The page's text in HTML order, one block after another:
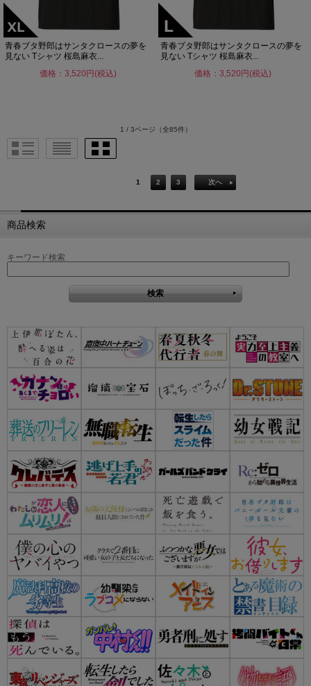
青春ブタ野郎はサンタクロースの夢を
見ない Tシャツ 桜島麻衣...
価格：3,520円(税込)
青春ブタ野郎はサンタクロースの夢を
見ない Tシャツ 桜島麻衣...
価格：3,520円(税込)
1 / 3ページ （全85件）
1 2 3 次へ
商品検索
キーワード検索